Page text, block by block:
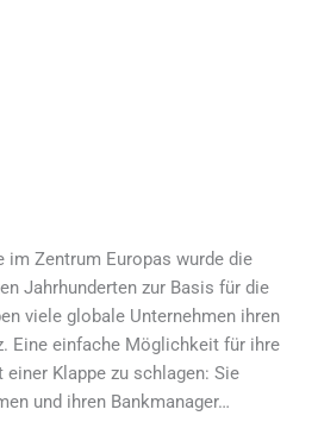
im Zentrum Europas wurde die
Jahrhunderten zur Basis für die
viele globale Unternehmen ihren
Eine einfache Möglichkeit für ihre
einer Klappe zu schlagen: Sie
und ihren Bankmanager…